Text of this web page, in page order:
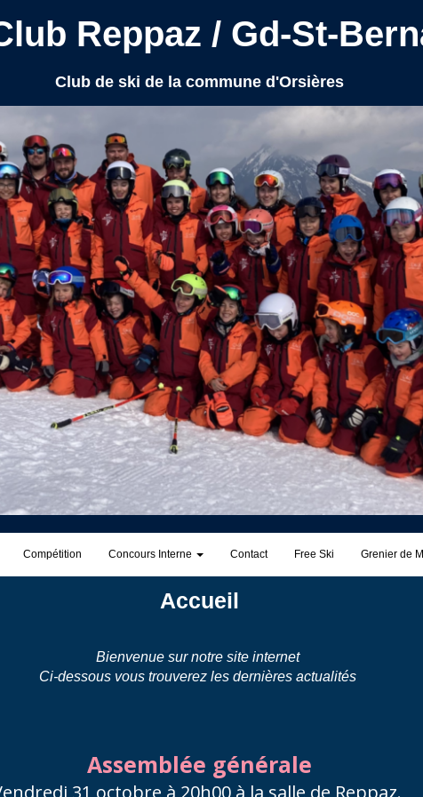
Reppaz / Gd-St-
Club de ski de la commune d'Orsières
Compétition Concours Interne Contact Free Ski Grenier de
Accueil
Bienvenue sur notre site internet
Ci-dessous vous trouverez les dernières actualités
Assemblée générale